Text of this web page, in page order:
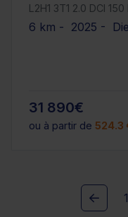
L2H1 3T1 2.0 DCI
6 km - 2025 -
31 890€
ou à partir de 524.3
1